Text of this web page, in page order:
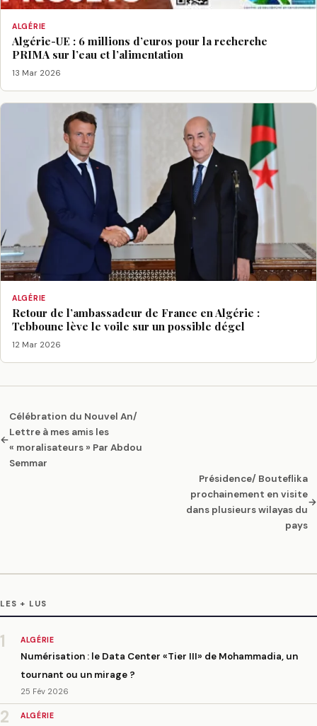
ALGÉRIE
Algérie-UE : 6 millions d’euros pour la recherche
PRIMA sur l’eau et l’alimentation
13 Mar 2026
ALGÉRIE
Retour de l’ambassadeur de France en Algérie :
Tebboune lève le voile sur un possible dégel
12 Mar 2026
←
Célébration du Nouvel An/
Lettre à mes amis les
« moralisateurs » Par Abdou
Semmar
Présidence/ Bouteflika
prochainement en visite
dans plusieurs wilayas du
pays
→
LES + LUS
1 ALGÉRIE
Numérisation : le Data Center «Tier III» de Mohammadia, un
tournant ou un mirage ?
25 Fév 2026
2 ALGÉRIE